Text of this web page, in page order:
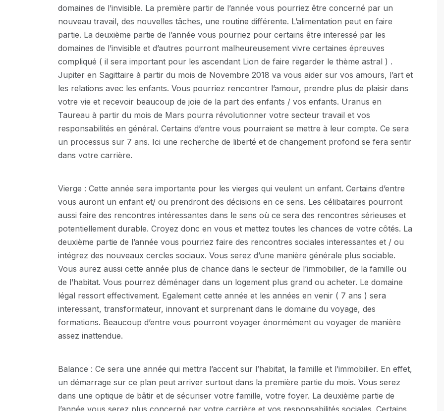
domaines de l’invisible. La première partir de l’année vous pourriez être concerné par un
nouveau travail, des nouvelles tâches, une routine différente. L’alimentation peut en faire
partie. La deuxième partie de l’année vous pourriez pour certains être interessé par les
domaines de l’invisible et d’autres pourront malheureusement vivre certaines épreuves
compliqué ( il sera important pour les ascendant Lion de faire regarder le thème astral ) .
Jupiter en Sagittaire à partir du mois de Novembre 2018 va vous aider sur vos amours, l’art et
les relations avec les enfants. Vous pourriez rencontrer l’amour, prendre plus de plaisir dans
votre vie et recevoir beaucoup de joie de la part des enfants / vos enfants. Uranus en
Taureau à partir du mois de Mars pourra révolutionner votre secteur travail et vos
responsabilités en général. Certains d’entre vous pourraient se mettre à leur compte. Ce sera
un processus sur 7 ans. Ici une recherche de liberté et de changement profond se fera sentir
dans votre carrière.
Vierge : Cette année sera importante pour les vierges qui veulent un enfant. Certains d’entre
vous auront un enfant et/ ou prendront des décisions en ce sens. Les célibataires pourront
aussi faire des rencontres intéressantes dans le sens où ce sera des rencontres sérieuses et
potentiellement durable. Croyez donc en vous et mettez toutes les chances de votre côtés. La
deuxième partie de l’année vous pourriez faire des rencontres sociales interessantes et / ou
intégrez des nouveaux cercles sociaux. Vous serez d’une manière générale plus sociable.
Vous aurez aussi cette année plus de chance dans le secteur de l’immobilier, de la famille ou
de l’habitat. Vous pourrez déménager dans un logement plus grand ou acheter. Le domaine
légal ressort effectivement. Egalement cette année et les années en venir ( 7 ans ) sera
interessant, transformateur, innovant et surprenant dans le domaine du voyage, des
formations. Beaucoup d’entre vous pourront voyager énormément ou voyager de manière
assez inattendue.
Balance : Ce sera une année qui mettra l’accent sur l’habitat, la famille et l’immobilier. En effet,
un démarrage sur ce plan peut arriver surtout dans la première partie du mois. Vous serez
dans une optique de bâtir et de sécuriser votre famille, votre foyer. La deuxième partie de
l’année vous serez plus concerné par votre carrière et vos responsabilités sociales. Certains